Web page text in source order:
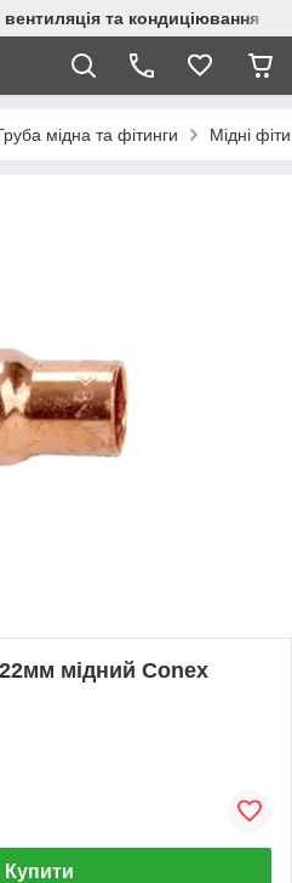
та кондиціювання
мідна та фітинги Мідні
мідний Conex
Купити